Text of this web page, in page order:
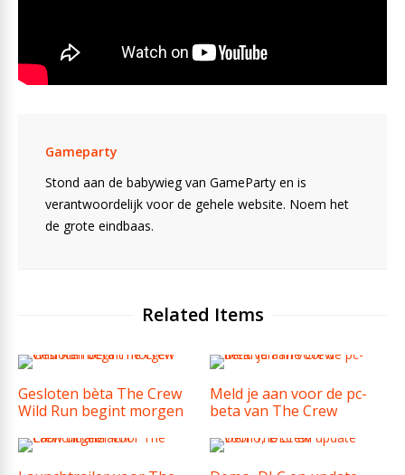
Gameparty
Stond aan de babywieg van GameParty en is
verantwoordelijk voor de gehele website. Noem het
de grote eindbaas.
Related Items
Gesloten bèta The Crew
Wild Run begint morgen
Meld je aan voor de pc-
beta van The Crew